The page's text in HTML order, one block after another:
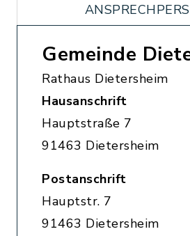
Gemeinde
Rathaus Dietersheim
Hausanschrift
Hauptstraße 7
91463 Dietersheim
Postanschrift
Hauptstr. 7
91463 Dietersheim